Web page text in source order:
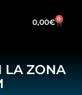
0,00€ 0
LA ZONA